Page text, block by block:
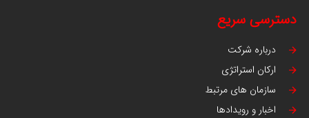
دسترسی سریع
درباره شرکت
ارکان استراتژی
سازمان های مرتبط
اخبار و رویدادها